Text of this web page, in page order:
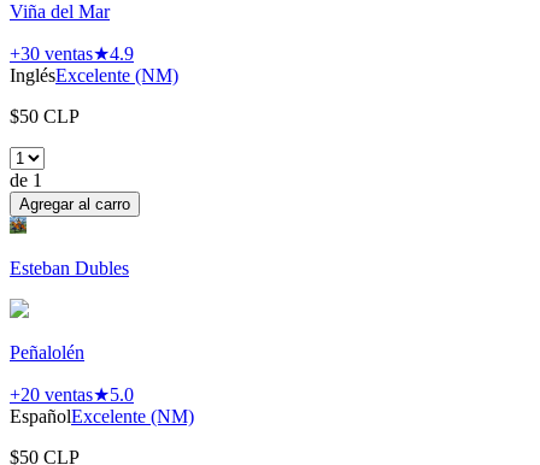
Viña del Mar
+30 ventas★4.9
InglésExcelente (NM)
$50 CLP
de 1
Agregar al carro
Esteban Dubles
Peñalolén
+20 ventas★5.0
EspañolExcelente (NM)
$50 CLP